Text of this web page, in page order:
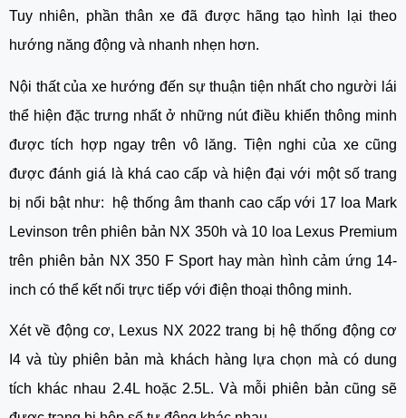
Tuy nhiên, phần thân xe đã được hãng tạo hình lại theo
hướng năng động và nhanh nhẹn hơn.
Nội thất của xe hướng đến sự thuận tiện nhất cho người lái
thể hiện đặc trưng nhất ở những nút điều khiển thông minh
được tích hợp ngay trên vô lăng. Tiện nghi của xe cũng
được đánh giá là khá cao cấp và hiện đại với một số trang
bị nổi bật như:  hệ thống âm thanh cao cấp với 17 loa Mark
Levinson trên phiên bản NX 350h và 10 loa Lexus Premium
trên phiên bản NX 350 F Sport hay màn hình cảm ứng 14-
inch có thể kết nối trực tiếp với điện thoại thông minh.
Xét về động cơ, Lexus NX 2022 trang bị hệ thống động cơ
I4 và tùy phiên bản mà khách hàng lựa chọn mà có dung
tích khác nhau 2.4L hoặc 2.5L. Và mỗi phiên bản cũng sẽ